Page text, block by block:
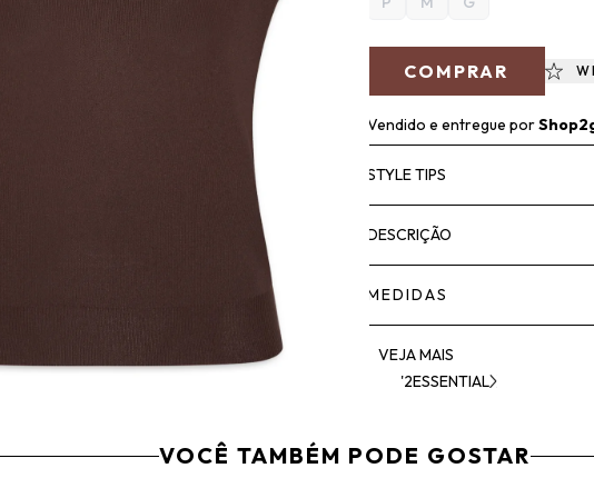
COMPRAR
Vendido e entregue por
STYLE TIPS
DESCRIÇÃO
MEDIDAS
VEJA MAIS
'2ESSENTIAL
VOCÊ TAMBÉM PODE GOSTAR